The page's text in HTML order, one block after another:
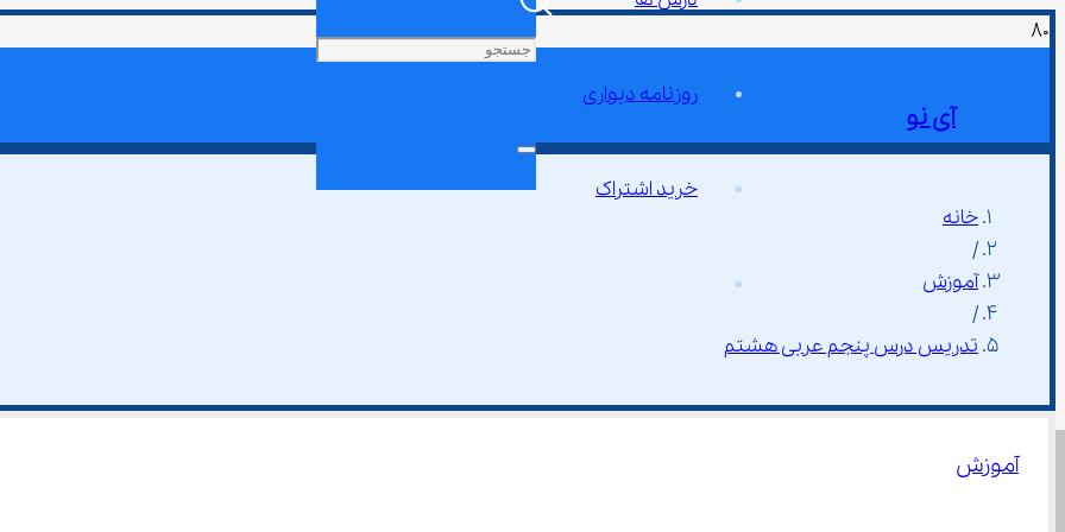
آی نو
روزنامه دیواری
خرید اشتراک
خانه
/
آموزش
/
تدریس درس پنجم عربی هشتم
آموزش